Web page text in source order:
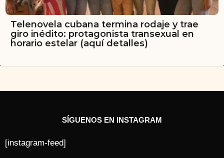
Telenovela cubana termina rodaje y trae
giro inédito: protagonista transexual en
horario estelar (aquí detalles)
SÍGUENOS EN INSTAGRAM
[instagram-feed]